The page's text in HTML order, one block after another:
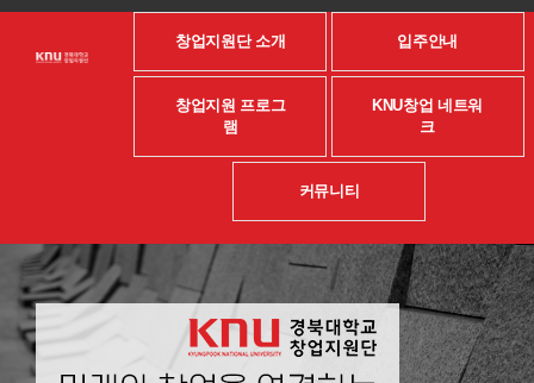
창업지원단 소개 입주안내
창업지원 프로그
램
KNU창업 네트워
크
커뮤니티